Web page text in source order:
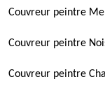
Couvreur peintre
Couvreur peintre
Couvreur peintre